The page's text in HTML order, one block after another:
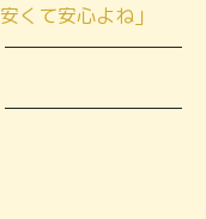
くて安心よね」